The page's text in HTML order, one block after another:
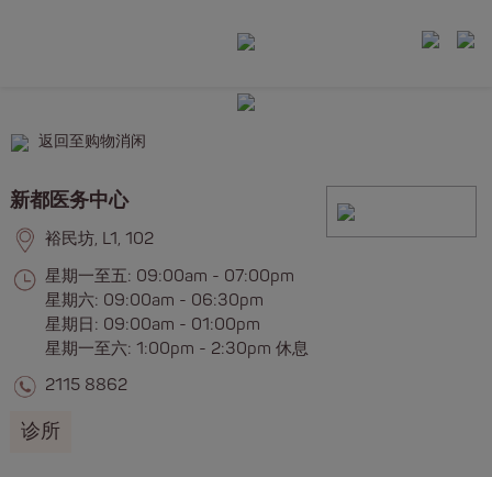
返回至购物消闲
新都医务中心
裕民坊, L1, 102
星期一至五: 09:00am - 07:00pm
星期六: 09:00am - 06:30pm
星期日: 09:00am - 01:00pm
星期一至六: 1:00pm - 2:30pm 休息
2115 8862
诊所